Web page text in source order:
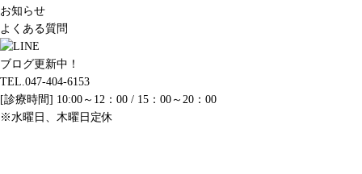
お知らせ
よくある質問
ブログ更新中！
TEL.047-404-6153
[診療時間] 10:00～12：00 / 15：00～20：00
※水曜日、木曜日定休